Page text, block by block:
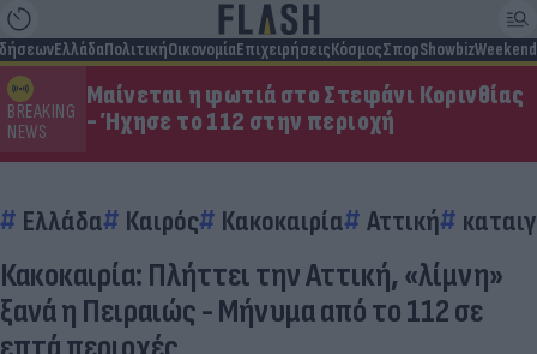
ΕλλάδαΠολιτικήΟικονομίαΕπιχειρήσειςΚόσμοςΣπορShowbizWeekend
BREAKING
NEWS
Μαίνεται η φωτιά στο Στεφάνι Κορινθίας
- Ήχησε το 112 στην περιοχή
Ελλάδα Καιρός Κακοκαιρία Αττική
Κακοκαιρία: Πλήττει την Αττική, «λίμνη»
ξανά η Πειραιώς - Μήνυμα από το 112 σε